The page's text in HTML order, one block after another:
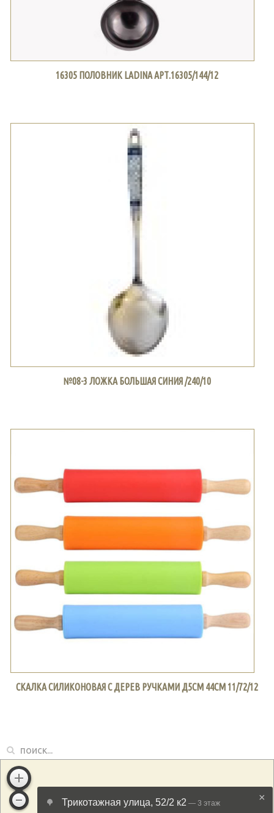
16305 ПОЛОВНИК LADINA АРТ.16305/144/12
№08-3 ЛОЖКА БОЛЬШАЯ СИНИЯ /240/10
СКАЛКА СИЛИКОНОВАЯ С ДЕРЕВ РУЧКАМИ Д5СМ 44СМ 11/72/12